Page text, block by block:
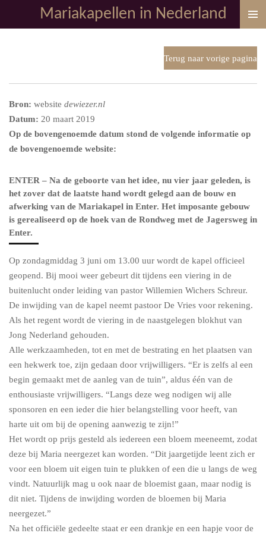
direct
Mariakapellen in Nederland
Terug naar vorige pagina
Bron: website dewiezer.nl
Datum: 20 maart 2019
Op de bovengenoemde datum stond de volgende informatie op
de bovengenoemde website:
ENTER – Na de geboorte van het idee, nu vier jaar geleden, is
het zover dat de laatste hand wordt gelegd aan de bouw en
afwerking van de Mariakapel in Enter. Het imposante gebouw
is gerealiseerd op de hoek van de Rondweg met de Jagersweg in
Enter.
Op zondagmiddag 3 juni om 13.00 uur wordt de kapel officieel
geopend. Bij mooi weer gebeurt dit tijdens een viering in de
buitenlucht onder leiding van pastor Willemien Wichers Schreur.
De inwijding van de kapel neemt pastoor De Vries voor rekening.
Als het regent wordt de viering in de naastgelegen blokhut van
Jong Nederland gehouden.
Alle werkzaamheden, tot en met de bestrating en het plaatsen van
een hekwerk toe, zijn gedaan door vrijwilligers. “Er is zelfs al een
begin gemaakt met de aanleg van de tuin”, aldus één van de
enthousiaste vrijwilligers. “Langs deze weg nodigen wij alle
sponsoren en een ieder die hier belangstelling voor heeft, van
harte uit om bij de opening aanwezig te zijn!”
Het wordt op prijs gesteld als iedereen een bloem meeneemt, zodat
deze bij Maria neergezet kan worden. “Dit jaargetijde leent zich er
voor een bloem uit eigen tuin te plukken of een die u langs de weg
vindt. Natuurlijk mag u ook naar de bloemist gaan, maar nodig is
dit niet. Tijdens de inwijding worden de bloemen bij Maria
neergezet.”
Na het officiële gedeelte staat er een drankje en een hapje voor de